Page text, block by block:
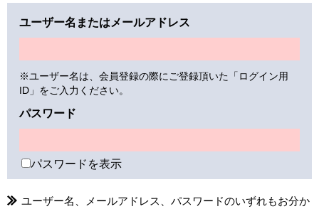
ユーザー名またはメールアドレス
※ユーザー名は、会員登録の際にご登録頂いた「ログイン用
ID」をご入力ください。
パスワード
パスワードを表示
ユーザー名、メールアドレス、パスワードのいずれもお分か